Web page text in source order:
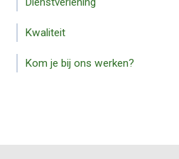
Kwaliteit
Kom je bij ons werken?